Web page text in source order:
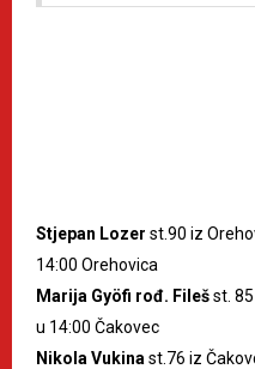
Stjepan Lozer st.90 iz
14:00 Orehovica
Marija Gyöfi rođ. Filešst.
u 14:00 Čakovec
Nikola Vukina st.76 iz